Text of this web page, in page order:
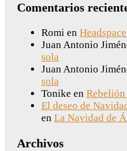
Comentarios
Romi en
Juan Antonio
sola
Juan Antonio
sola
Tonike en
El deseo de
en La Navidad de
Archivos